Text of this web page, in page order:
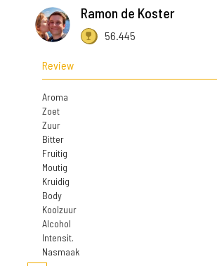
Ramon de Koster
56.445
Review
Aroma
Zoet
Zuur
Bitter
Fruitig
Moutig
Kruidig
Body
Koolzuur
Alcohol
Intensit.
Nasmaak